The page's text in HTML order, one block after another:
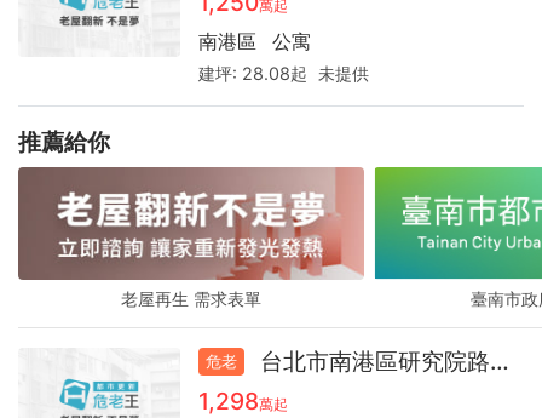
萬起
南港區 公寓
建坪: 28.08起 未提供
推薦給你
老屋再生 需求表單 臺南市
危老
台北市南港區研究院路三段公寓44.7
1,298萬起